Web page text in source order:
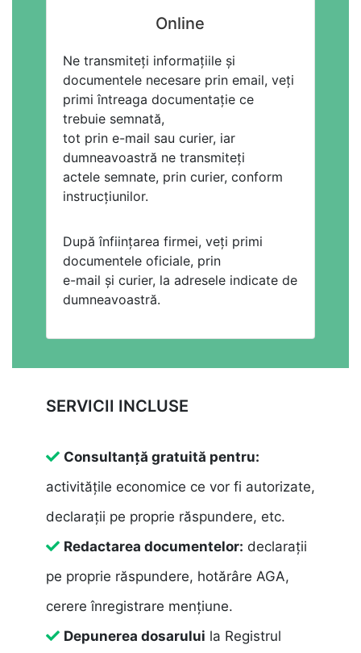
Online
Ne transmiteți informațiile și
documentele necesare prin email, veți
primi întreaga documentație ce
trebuie semnată,
tot prin e-mail sau curier, iar
dumneavoastră ne transmiteți
actele semnate, prin curier, conform
instrucțiunilor.
După înființarea firmei, veți primi
documentele oficiale, prin
e-mail și curier, la adresele indicate de
dumneavoastră.
SERVICII INCLUSE
Consultanță gratuită pentru:
activitățile economice ce vor fi autorizate,
declarații pe proprie răspundere, etc.
Redactarea documentelor: declarații
pe proprie răspundere, hotărâre AGA,
cerere înregistrare mențiune.
Depunerea dosarului la Registrul